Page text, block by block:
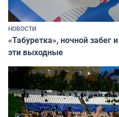
НОВОСТИ
«Табуретка», ночной
эти выходные